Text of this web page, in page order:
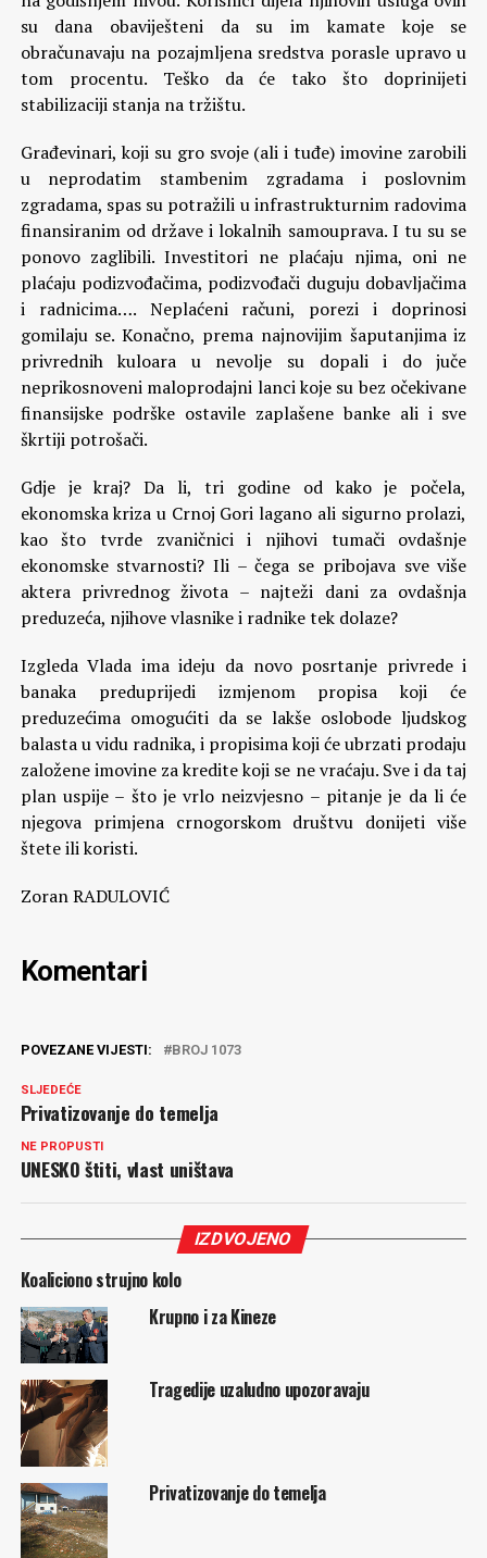
su dana obaviješteni da su im kamate koje se
obračunavaju na pozajmljena sredstva porasle upravo u
tom procentu. Teško da će tako što doprinijeti
stabilizaciji stanja na tržištu.
Građevinari, koji su gro svoje (ali i tuđe) imovine zarobili
u neprodatim stambenim zgradama i poslovnim
zgradama, spas su potražili u infrastrukturnim radovima
finansiranim od države i lokalnih samouprava. I tu su se
ponovo zaglibili. Investitori ne plaćaju njima, oni ne
plaćaju podizvođačima, podizvođači duguju dobavljačima
i radnicima…. Neplaćeni računi, porezi i doprinosi
gomilaju se. Konačno, prema najnovijim šaputanjima iz
privrednih kuloara u nevolje su dopali i do juče
neprikosnoveni maloprodajni lanci koje su bez očekivane
finansijske podrške ostavile zaplašene banke ali i sve
škrtiji potrošači.
Gdje je kraj? Da li, tri godine od kako je počela,
ekonomska kriza u Crnoj Gori lagano ali sigurno prolazi,
kao što tvrde zvaničnici i njihovi tumači ovdašnje
ekonomske stvarnosti? Ili – čega se pribojava sve više
aktera privrednog života – najteži dani za ovdašnja
preduzeća, njihove vlasnike i radnike tek dolaze?
Izgleda Vlada ima ideju da novo posrtanje privrede i
banaka preduprijedi izmjenom propisa koji će
preduzećima omogućiti da se lakše oslobode ljudskog
balasta u vidu radnika, i propisima koji će ubrzati prodaju
založene imovine za kredite koji se ne vraćaju. Sve i da taj
plan uspije – što je vrlo neizvjesno – pitanje je da li će
njegova primjena crnogorskom društvu donijeti više
štete ili koristi.
Zoran RADULOVIĆ
Komentari
POVEZANE VIJESTI: BROJ 1073
SLJEDEĆE
Privatizovanje do temelja
NE PROPUSTI
UNESKO štiti, vlast uništava
IZDVOJENO
Koaliciono strujno kolo
Krupno i za Kineze
Tragedije uzaludno upozoravaju
Privatizovanje do temelja